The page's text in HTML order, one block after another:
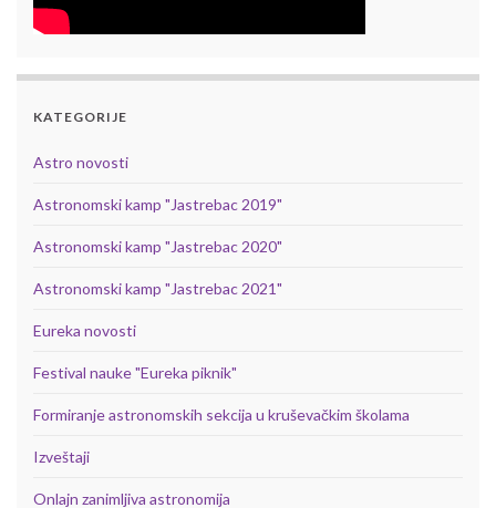
KATEGORIJE
Astro novosti
Astronomski kamp "Jastrebac 2019"
Astronomski kamp "Jastrebac 2020"
Astronomski kamp "Jastrebac 2021"
Eureka novosti
Festival nauke "Eureka piknik"
Formiranje astronomskih sekcija u kruševačkim školama
Izveštaji
Onlajn zanimljiva astronomija